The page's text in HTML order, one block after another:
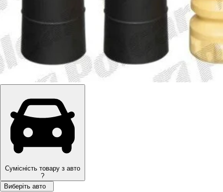
Сумісність товару з авто
?
Виберіть авто